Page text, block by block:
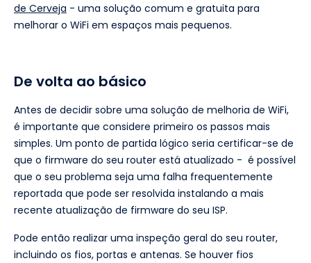
de Cerveja - uma solução comum e gratuita para
melhorar o WiFi em espaços mais pequenos.
De volta ao básico
Antes de decidir sobre uma solução de melhoria de WiFi,
é importante que considere primeiro os passos mais
simples. Um ponto de partida lógico seria certificar-se de
que o firmware do seu router está atualizado - é possível
que o seu problema seja uma falha frequentemente
reportada que pode ser resolvida instalando a mais
recente atualização de firmware do seu ISP.
Pode então realizar uma inspeção geral do seu router,
incluindo os fios, portas e antenas. Se houver fios